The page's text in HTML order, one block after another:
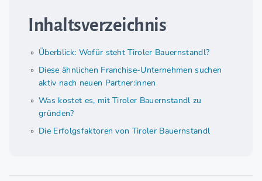
Inhaltsverzeichnis
Überblick: Wofür steht Tiroler Bauernstandl?
Diese ähnlichen Franchise-Unternehmen suchen
aktiv nach neuen Partner:innen
Was kostet es, mit Tiroler Bauernstandl zu
gründen?
Die Erfolgsfaktoren von Tiroler Bauernstandl